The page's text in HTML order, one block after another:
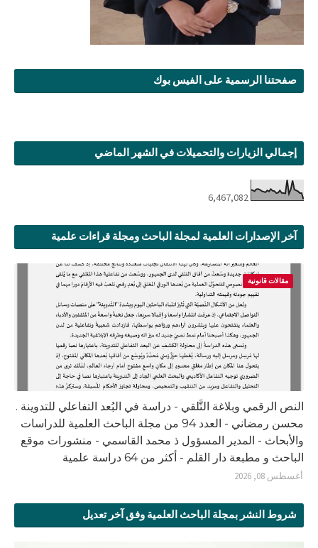
صفحتنا الرسمية على الفيس بوك
إجمالي الزيارات والتحميلات في الشهر الماضي
6,467,082
آخر الإصدارات العلمية لمجلة الباحث ومجلة قراءات علمية
مقالات قانونية
النص الرقمي وبلاغة التَّلقي - دراسة في البُعد التفاعلي للتدوينة .
محسن رمضاني - العدد 94 من مجلة الباحث العلمية للدراسات
والأبحاث - المدير المسؤول ذ محمد القاسمي - منشورات موقع
الباحث و مطبعة دار القلم - أكثر من 64 دراسة علمية
أغسطس 08, 2026
شروط النشر بمجلة الباحث العلمية وفق آخر تعديل